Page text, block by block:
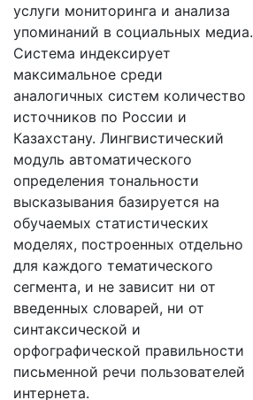
услуги мониторинга и анализа
упоминаний в социальных медиа.
Система индексирует
максимальное среди
аналогичных систем количество
источников по России и
Казахстану. Лингвистический
модуль автоматического
определения тональности
высказывания базируется на
обучаемых статистических
моделях, построенных отдельно
для каждого тематического
сегмента, и не зависит ни от
введенных словарей, ни от
синтаксической и
орфографической правильности
письменной речи пользователей
интернета.